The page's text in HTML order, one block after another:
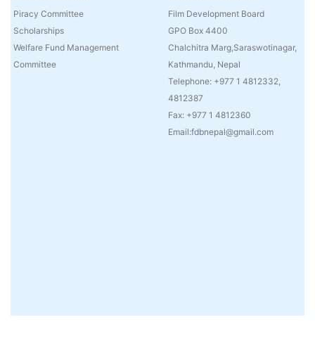
Piracy Committee
Scholarships
Welfare Fund Management
Committee
Film Development Board
GPO Box 4400
Chalchitra Marg,Saraswotinagar,
Kathmandu, Nepal
Telephone: +977 1 4812332,
4812387
Fax: +977 1 4812360
Email:fdbnepal@gmail.com